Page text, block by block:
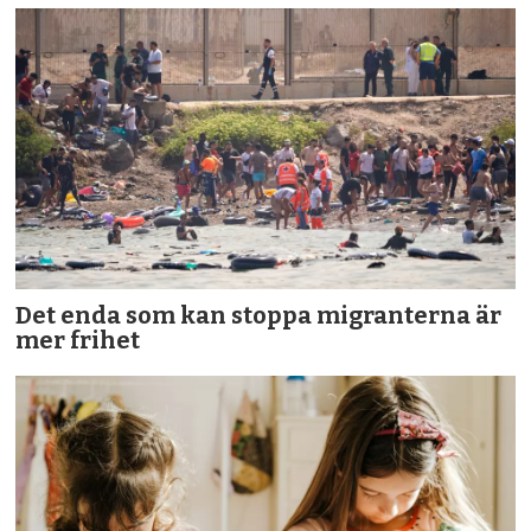
Det enda som kan stoppa migranterna är
mer frihet